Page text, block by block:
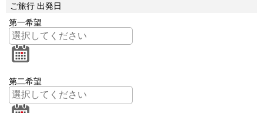
ご旅行 出発日
第一希望
第二希望